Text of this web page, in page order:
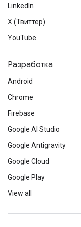
LinkedIn
X (Твиттер)
YouTube
Разработка
Android
Chrome
Firebase
Google AI Studio
Google Antigravity
Google Cloud
Google Play
View all